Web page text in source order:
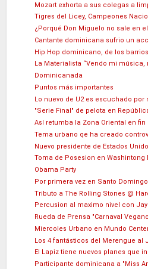
Mozart exhorta a sus colegas a
Tigres del Licey, Campeones
¿Porqué Don Miguelo no sale en
Cantante dominicana sufrio un
Hip Hop dominicano, de los
La Materialista “Vendo mi música,
Dominicanada
Puntos más importantes
Lo nuevo de U2 es escuchado
"Serie Final" de pelota en
Así retumba la Zona Oriental en
Tema urbano qe ha creado
Nuevo presidente de Estados
Toma de Posesion en Washintong
Obama Party
Por primera vez en Santo
Tributo a The Rolling Stones @
Percusion al maximo nivel con
Rueda de Prensa "Carnaval
Miercoles Urbano en Mundo
Los 4 fantásticos del Merengue al
El Lapiz tiene nuevos planes que
Participante dominicana a "Miss